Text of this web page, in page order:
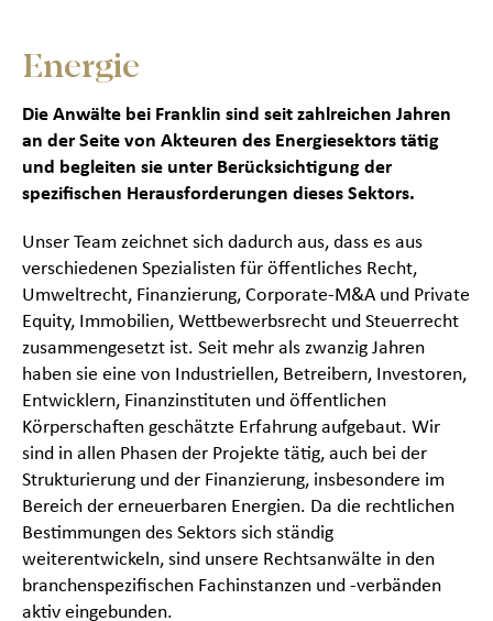
Energie
Die Anwälte bei Franklin sind seit zahlreichen Jahren
an der Seite von Akteuren des Energiesektors tätig
und begleiten sie unter Berücksichtigung der
spezifischen Herausforderungen dieses Sektors.
Unser Team zeichnet sich dadurch aus, dass es aus
verschiedenen Spezialisten für öffentliches Recht,
Umweltrecht, Finanzierung, Corporate-M&A und Private
Equity, Immobilien, Wettbewerbsrecht und Steuerrecht
zusammengesetzt ist. Seit mehr als zwanzig Jahren
haben sie eine von Industriellen, Betreibern, Investoren,
Entwicklern, Finanzinstituten und öffentlichen
Körperschaften geschätzte Erfahrung aufgebaut. Wir
sind in allen Phasen der Projekte tätig, auch bei der
Strukturierung und der Finanzierung, insbesondere im
Bereich der erneuerbaren Energien. Da die rechtlichen
Bestimmungen des Sektors sich ständig
weiterentwickeln, sind unsere Rechtsanwälte in den
branchenspezifischen Fachinstanzen und -verbänden
aktiv eingebunden.